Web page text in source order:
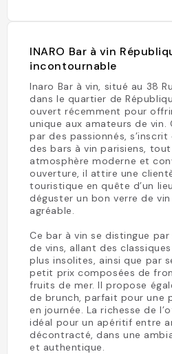
INARO Bar à vin
incontournable
Inaro Bar à vin, situé au 38
dans le quartier de
ouvert récemment pour
unique aux amateurs de vin.
par des passionnés,
des bars à vin parisiens,
atmosphère moderne et
ouverture, il attire une
touristique en quête d’un
déguster un bon verre de
agréable.
Ce bar à vin se distingue
de vins, allant des
plus insolites, ainsi que par
petit prix composées de
fruits de mer. Il propose
de brunch, parfait pour une
en journée. La richesse de
idéal pour un apéritif entre
décontracté, dans une
et authentique.